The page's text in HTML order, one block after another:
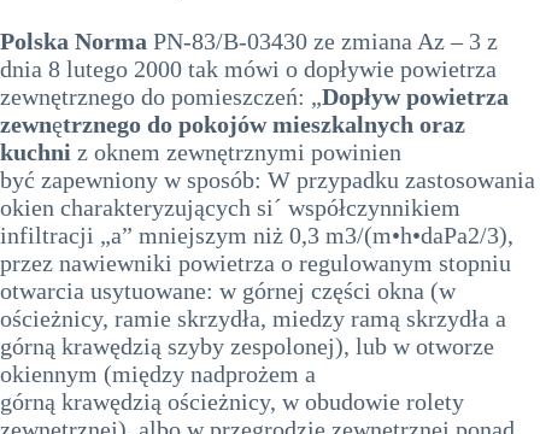
Polska Norma PN-83/B-03430 ze zmiana Az – 3 z
dnia 8 lutego 2000 tak mówi o dopływie powietrza
zewnętrznego do pomieszczeń: „Dopływ powietrza
zewnętrznego do pokojów mieszkalnych oraz
kuchni z oknem zewnętrznymi powinien
być zapewniony w sposób: W przypadku zastosowania
okien charakteryzujących si´ współczynnikiem
infiltracji „a” mniejszym niż 0,3 m3/(m•h•daPa2/3),
przez nawiewniki powietrza o regulowanym stopniu
otwarcia usytuowane: w górnej części okna (w
ościeżnicy, ramie skrzydła, miedzy ramą skrzydła a
górną krawędzią szyby zespolonej), lub w otworze
okiennym (między nadprożem a
górną krawędzią ościeżnicy, w obudowie rolety